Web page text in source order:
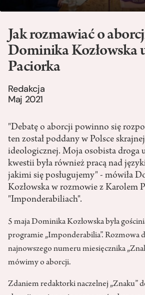
Jak rozmawiać o
Dominika Kozłowska
Paciorka
Redakcja
Maj 2021
"Debatę o aborcji powinno się
ten został poddany w Polsce
ideologicznej. Moja osobista droga
kwestii była również pracą nad
jakimi się posługujemy" - mówiła
Kozłowska w rozmowie z Karolem
"Imponderabiliach".
5 maja Dominika Kozłowska była
programie „Imponderabilia”. Rozmowa
najnowszego numeru miesięcznika
mówimy o aborcji.
Zdaniem redaktorki naczelnej „Znaku”